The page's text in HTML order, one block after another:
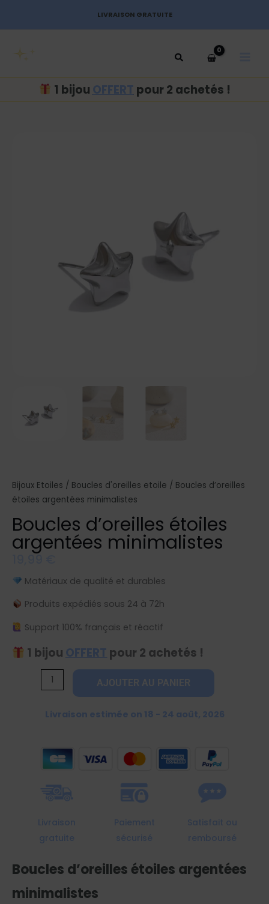
LIVRAISON GRATUITE
1 bijou OFFERT pour 2 achetés !
Bijoux Etoiles / Boucles d'oreilles etoile / Boucles d’oreilles
étoiles argentées minimalistes
Boucles d’oreilles étoiles
argentées minimalistes
19,99
Matériaux de qualité et durables
Produits expédiés sous 24 à 72h
Support 100% français et réactif
1 bijou OFFERT pour 2 achetés !
quantité
Boucles
argentées
AJOUTER AU PANIER
Livraison estimée on 18 - 24 août, 2026
Livraison
gratuite
Paiement
sécurisé
Satisfait ou
remboursé
Boucles d’oreilles étoiles argentées
minimalistes